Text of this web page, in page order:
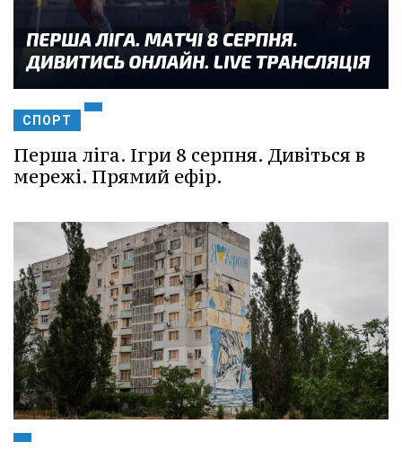
СПОРТ
Перша ліга. Ігри 8 серпня. Дивіться в
мережі. Прямий ефір.